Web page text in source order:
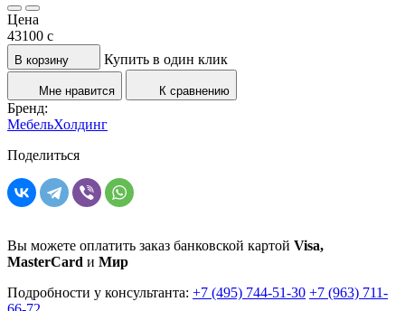
Цена
43100 c
В корзину Купить в один клик
Мне нравится К сравнению
Бренд:
МебельХолдинг
Поделиться
Вы можете оплатить заказ банковской картой Visa,
MasterCard и Мир
Подробности у консультанта: +7 (495) 744-51-30 +7 (963) 711-